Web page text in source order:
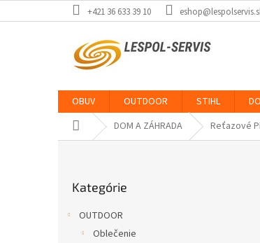
na
+421 36 633 39 10
OBUV OUTDOOR STIHL
DomovDOM A ZÁHRADA Reťazové
kategórie
Kategórie
OUTDOOR
Oblečenie